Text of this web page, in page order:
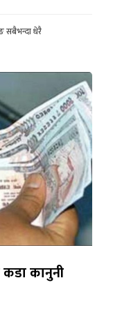
सबैभन्दा धेरै
कानुनी